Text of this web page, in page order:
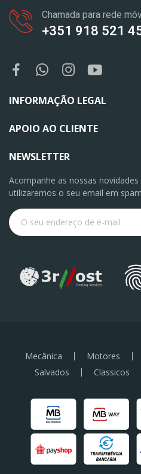
Chamada para rede
+351 918 521
INFORMAÇÃO LEGAL
APOIO AO CLIENTE
NEWSLETTER
Acompanhe as nossas
utilizaremos o seu email em
Mecânica Motores
Salvados
Classicos